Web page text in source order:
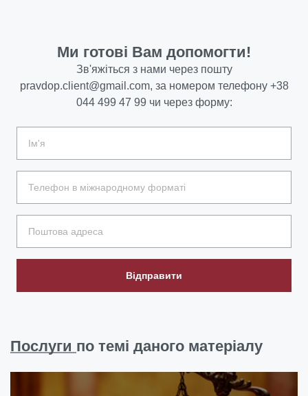
Ми готові Вам допомогти!
Зв'яжіться з нами через пошту
pravdop.client@gmail.com, за номером телефону +38
044 499 47 99 чи через форму:
Відправити
Послуги по темі даного матеріалу